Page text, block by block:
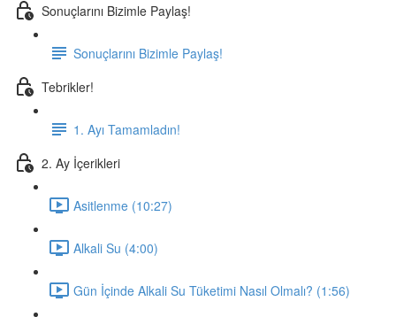
Sonuçlarını Bizimle Paylaş!
Sonuçlarını Bizimle Paylaş!
Tebrikler!
1. Ayı Tamamladın!
2. Ay İçerikleri
Asitlenme (10:27)
Alkali Su (4:00)
Gün İçinde Alkali Su Tüketimi Nasıl Olmalı? (1:56)